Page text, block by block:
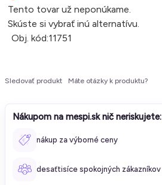
Tento tovar už neponúkame.
Skúste si vybrať inú alternatívu.
Obj. kód:11751
Sledovať produkt Máte otázky k produktu?
Nákupom na mespi.sk nič neriskujete:
nákup za výborné ceny
desaťtisíce spokojných zákazníkov